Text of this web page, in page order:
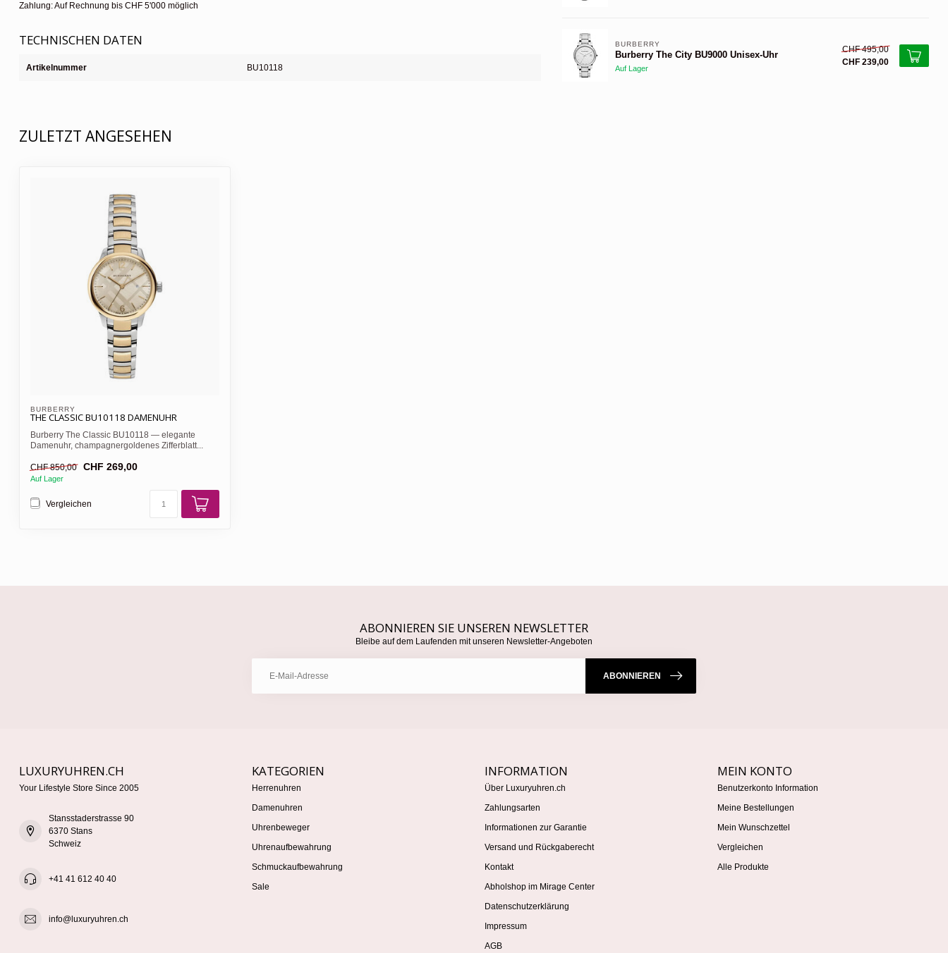
Zahlung: Auf Rechnung bis CHF 5'000 möglich
TECHNISCHEN DATEN
Artikelnummer BU10118
BURBERRY
Burberry The City BU9000 Unisex-Uhr
Auf Lager
CHF 495,00
CHF 239,00
ZULETZT ANGESEHEN
BURBERRY
THE CLASSIC BU10118 DAMENUHR
Burberry The Classic BU10118 — elegante
Damenuhr, champagnergoldenes Zifferblatt...
CHF 850,00 CHF 269,00
Auf Lager
Vergleichen
ABONNIEREN SIE UNSEREN NEWSLETTER
Bleibe auf dem Laufenden mit unseren Newsletter-Angeboten
ABONNIEREN
LUXURYUHREN.CH
Your Lifestyle Store Since 2005
Stansstaderstrasse 90
6370 Stans
Schweiz
+41 41 612 40 40
info@luxuryuhren.ch
KATEGORIEN
Herrenuhren
Damenuhren
Uhrenbeweger
Uhrenaufbewahrung
Schmuckaufbewahrung
Sale
INFORMATION
Über Luxuryuhren.ch
Zahlungsarten
Informationen zur Garantie
Versand und Rückgaberecht
Kontakt
Abholshop im Mirage Center
Datenschutzerklärung
Impressum
AGB
MEIN KONTO
Benutzerkonto Information
Meine Bestellungen
Mein Wunschzettel
Vergleichen
Alle Produkte